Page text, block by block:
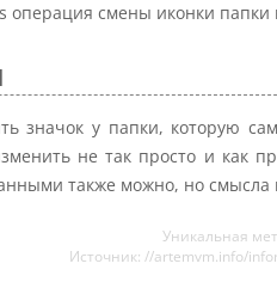
операция смены иконки
значок у папки, которую
не так просто и как
также можно, но смысла
Уникальная
Источник: //artemvm.info/